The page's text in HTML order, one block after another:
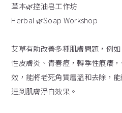
草本🌿控油皂工作坊
Herbal 🌿Soap Workshop
艾草有助改善多種肌膚問題，例
性皮膚炎、青春痘，轉季性痕癢
效，能將老死角質層溫和去除，
達到肌膚淨白效果。